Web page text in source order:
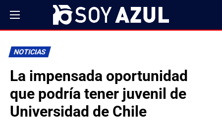
NOTICIAS
La impensada oportunidad
que podría tener juvenil de
Universidad de Chile